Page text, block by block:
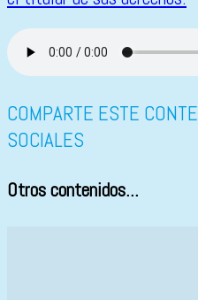
COMPARTE ESTE
SOCIALES
Otros contenidos...